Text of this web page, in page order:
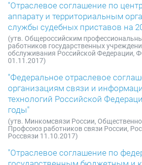
"Отраслевое соглашение по
аппарату и территориальным
службы судебных приставов на
(утв. Общероссийским
работников государственных
обслуживания Российской Федерации,
01.11.2017)
"Федеральное отраслевое
организациям связи и
технологий Российской
годы"
(утв. Минкомсвязи России,
Профсоюз работников связи России,
Россвязи 11.10.2017)
"Отраслевое соглашение по